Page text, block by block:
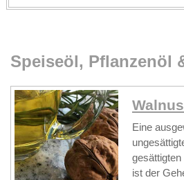
Speiseöl, Pflanzenöl
Eine
ist der